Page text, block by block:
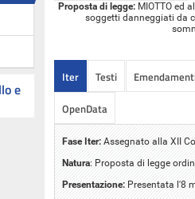
e
Proposta di legge: MIOTTO ed
soggetti danneggiati da
Iter Testi
OpenData
Fase Iter: Assegnato alla XII
Natura: Proposta di legge
Presentazione: Presentata l'8